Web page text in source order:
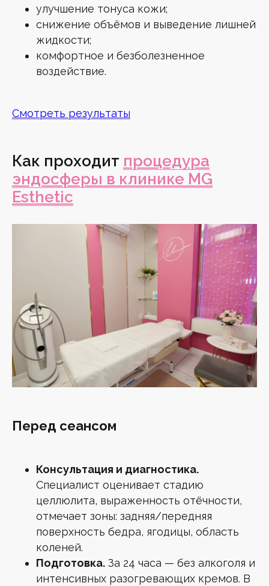
улучшение тонуса кожи;
снижение объёмов и выведение лишней
жидкости;
комфортное и безболезненное
воздействие.
Смотреть результаты
Как проходит процедура
эндосферы в клинике MG
Esthetic
Перед сеансом
Консультация и диагностика.
Специалист оценивает стадию
целлюлита, выраженность отёчности,
отмечает зоны: задняя/передняя
поверхность бедра, ягодицы, область
коленей.
Подготовка. За 24 часа — без алкоголя и
интенсивных разогревающих кремов. В
Поделиться
Введите ваш e-mail
Нажимая кнопку «Подписаться», я даю свое
данныхв соответствии сПолитикой
конфиденциальности
на получение рассылки
Мария Гаврилова
ПОДПИШИСЬ НА РАССЫЛКУ
ОТ MG ESTHETIC!